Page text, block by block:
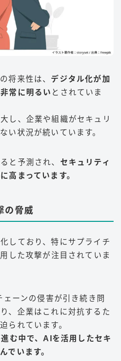
将来性は、 デジタル化が加
常に明るい とされていま
し、企業や組織がセキュリ
い状況が続いています。
と予測され、 セキュリティ
高まっています。
の脅威
しており、特にサプライチ
した攻撃が注目されていま
ーンの侵害が引き続き問
、企業はこれに対抗するた
られています。
む中で、AIを活用したセキ
でいます。